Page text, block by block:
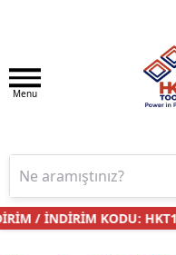
Menu
/ İNDİRİM KODU: HKT10